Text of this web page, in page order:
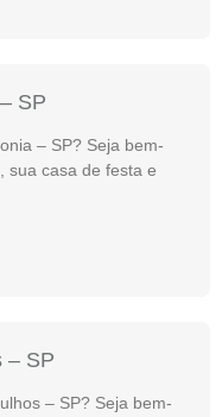
SP
– SP? Seja bem-
sua casa de festa e
– SP
– SP? Seja bem-